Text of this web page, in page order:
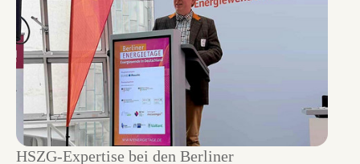
HSZG-Expertise bei den Berliner